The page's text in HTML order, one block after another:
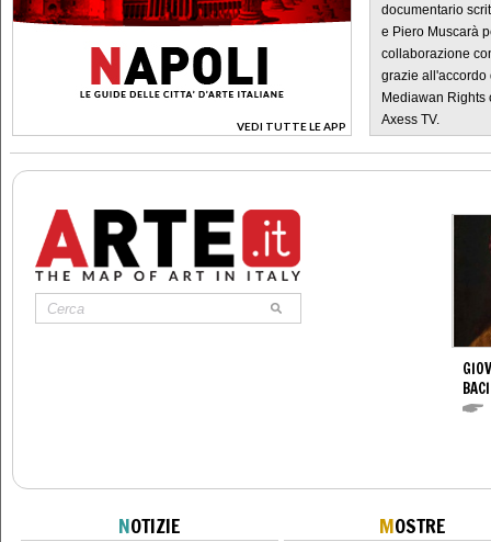
VEDI TUTTE LE APP
>
documentario
e Piero Muscarà
collaborazione
grazie all'accordo
Mediawan
Axess TV.
NOTIZIE MOSTRE